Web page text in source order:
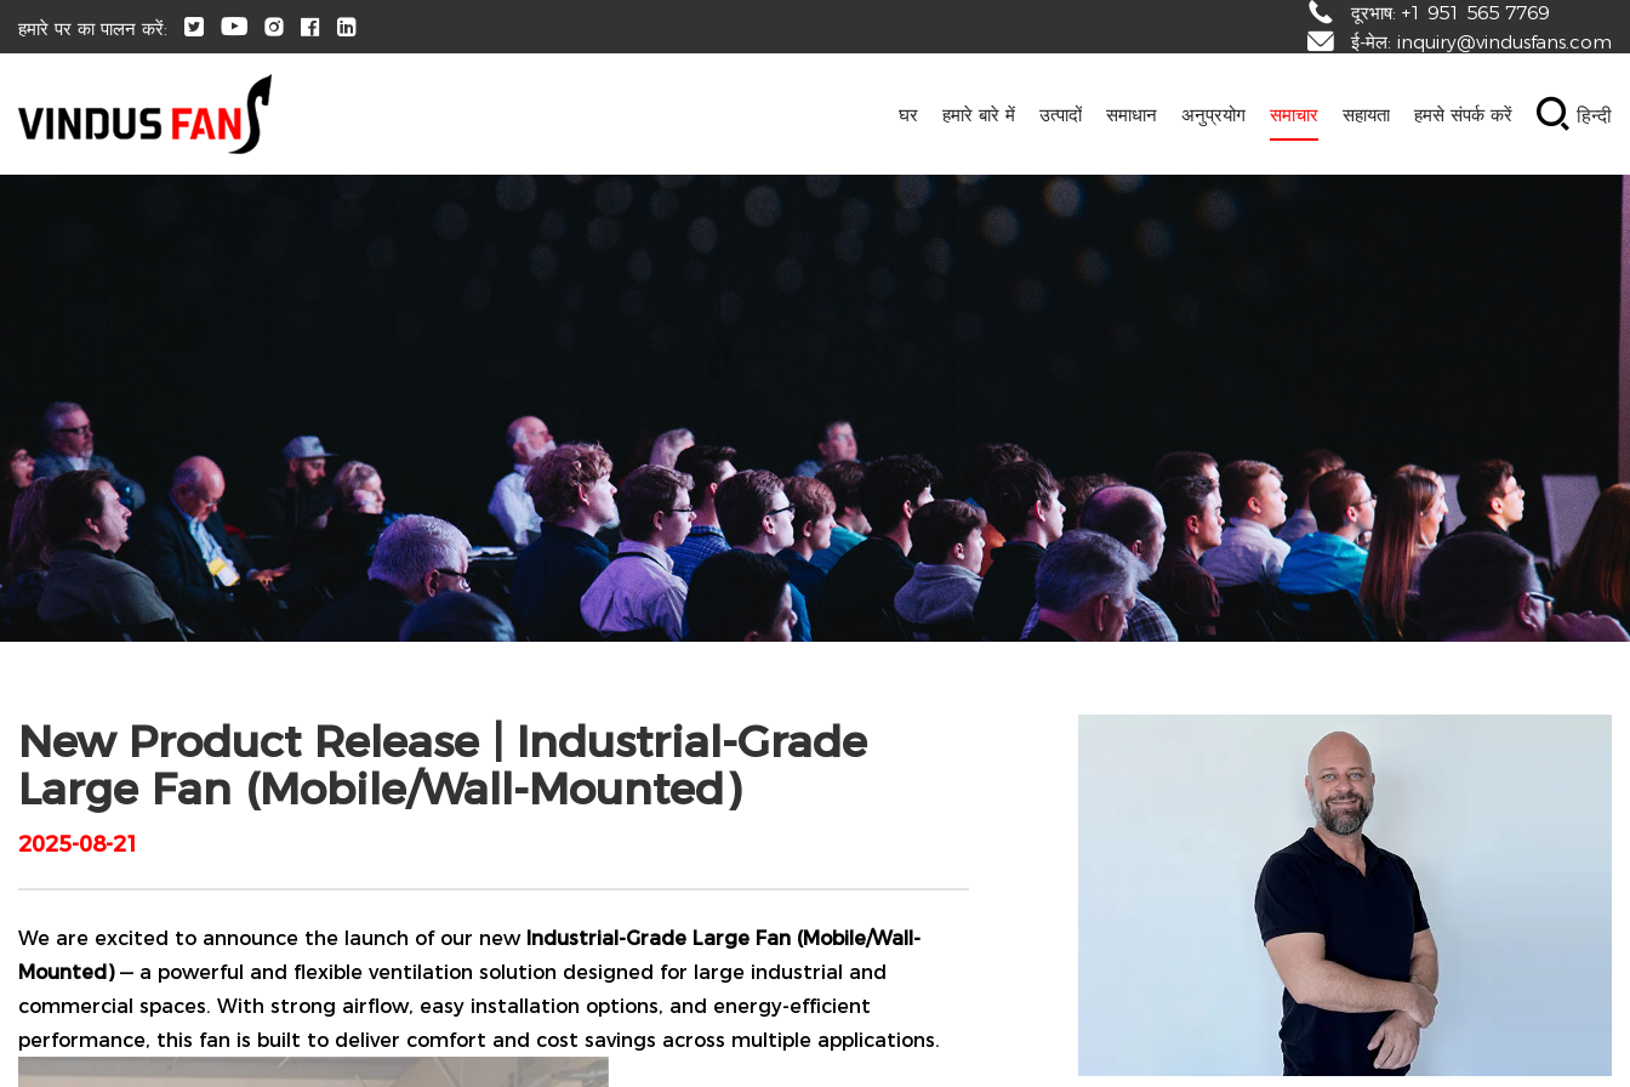
हमारे पर का पालन करें:
दूरभाष: +1 951 565 7769
ई-मेल: inquiry@vindusfans.com
घर हमारे बारे में उत्पादों समाधान अनुप्रयोग समाचार सहायता हमसे संपर्क करें हिन्दी
New Product Release | Industrial-Grade
Large Fan (Mobile/Wall-Mounted)
2025-08-21
We are excited to announce the launch of our new Industrial-Grade Large Fan (Mobile/Wall-
Mounted)— a powerful and flexible ventilation solution designed for large industrial and
commercial spaces. With strong airflow, easy installation options, and energy-efficient
performance, this fan is built to deliver comfort and cost savings across multiple applications.